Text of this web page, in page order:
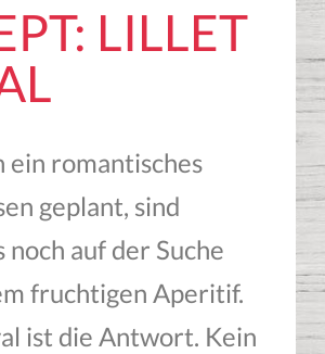
LILLET
ein romantisches
geplant, sind
noch auf der Suche
fruchtigen Aperitif.
ist die Antwort. Kein